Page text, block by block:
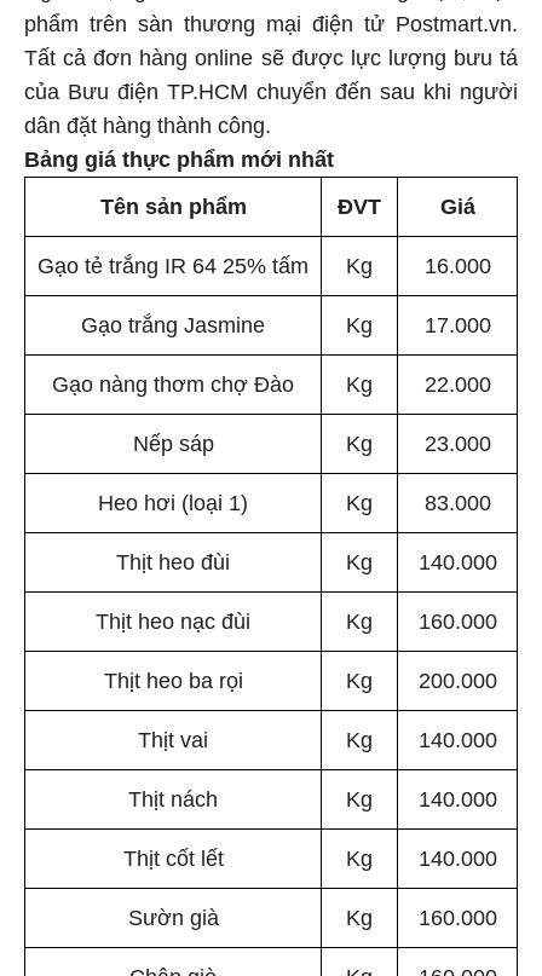
phẩm trên sàn thương mại điện tử Postmart.vn.
Tất cả đơn hàng online sẽ được lực lượng bưu tá
của Bưu điện TP.HCM chuyển đến sau khi người
dân đặt hàng thành công.
Bảng giá thực phẩm mới nhất
Tên sản phẩm
ĐVT Giá
Gạo tẻ trắng IR 64 25% tấm Kg 16.000
Gạo trắng Jasmine Kg 17.000
Gạo nàng thơm chợ Đào Kg 22.000
Nếp sáp Kg 23.000
Heo hơi (loại 1) Kg 83.000
Thịt heo đùi Kg 140.000
Thịt heo nạc đùi Kg 160.000
Thịt heo ba rọi Kg 200.000
Thịt vai Kg 140.000
Thịt nách Kg 140.000
Thịt cốt lết Kg 140.000
Sườn già Kg 160.000